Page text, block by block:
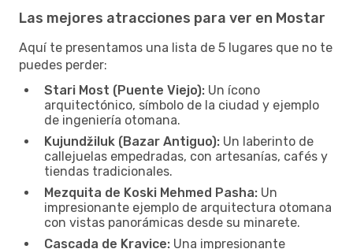
Las mejores atracciones para ver en Mostar
Aquí te presentamos una lista de 5 lugares que no te
puedes perder:
Stari Most (Puente Viejo): Un ícono
arquitectónico, símbolo de la ciudad y ejemplo
de ingeniería otomana.
Kujundžiluk (Bazar Antiguo): Un laberinto de
callejuelas empedradas, con artesanías, cafés y
tiendas tradicionales.
Mezquita de Koski Mehmed Pasha: Un
impresionante ejemplo de arquitectura otomana
con vistas panorámicas desde su minarete.
Cascada de Kravice: Una impresionante